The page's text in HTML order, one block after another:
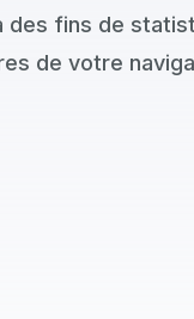
fins de
de votre